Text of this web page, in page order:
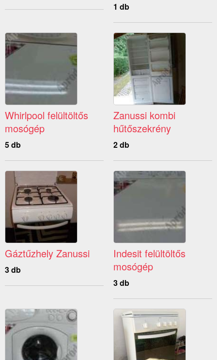
1 db
Whirlpool felültöltős
mosógép
5 db
Zanussi kombi
hűtőszekrény
2 db
Gáztűzhely Zanussi
3 db
Indesit felültöltős
mosógép
3 db